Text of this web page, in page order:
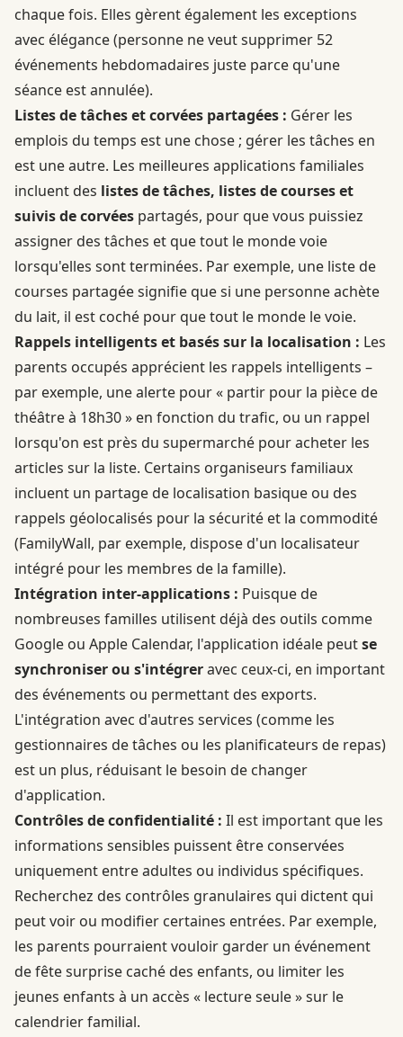
chaque fois. Elles gèrent également les exceptions
avec élégance (personne ne veut supprimer 52
événements hebdomadaires juste parce qu'une
séance est annulée).
Listes de tâches et corvées partagées : Gérer les
emplois du temps est une chose ; gérer les tâches en
est une autre. Les meilleures applications familiales
incluent des listes de tâches, listes de courses et
suivis de corvées partagés, pour que vous puissiez
assigner des tâches et que tout le monde voie
lorsqu'elles sont terminées. Par exemple, une liste de
courses partagée signifie que si une personne achète
du lait, il est coché pour que tout le monde le voie.
Rappels intelligents et basés sur la localisation : Les
parents occupés apprécient les rappels intelligents –
par exemple, une alerte pour « partir pour la pièce de
théâtre à 18h30 » en fonction du trafic, ou un rappel
lorsqu'on est près du supermarché pour acheter les
articles sur la liste. Certains organiseurs familiaux
incluent un partage de localisation basique ou des
rappels géolocalisés pour la sécurité et la commodité
(FamilyWall, par exemple, dispose d'un localisateur
intégré pour les membres de la famille).
Intégration inter-applications : Puisque de
nombreuses familles utilisent déjà des outils comme
Google ou Apple Calendar, l'application idéale peutse
synchroniser ou s'intégreravec ceux-ci, en important
des événements ou permettant des exports.
L'intégration avec d'autres services (comme les
gestionnaires de tâches ou les planificateurs de repas)
est un plus, réduisant le besoin de changer
d'application.
Contrôles de confidentialité : Il est important que les
informations sensibles puissent être conservées
uniquement entre adultes ou individus spécifiques.
Recherchez des contrôles granulaires qui dictent qui
peut voir ou modifier certaines entrées. Par exemple,
les parents pourraient vouloir garder un événement
de fête surprise caché des enfants, ou limiter les
jeunes enfants à un accès « lecture seule » sur le
calendrier familial.